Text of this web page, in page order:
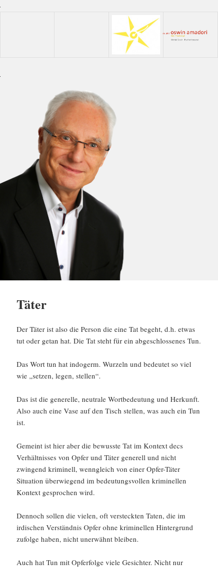
Täter
Der Täter ist also die Person die eine Tat begeht, d.h. etwas
tut oder getan hat. Die Tat steht für ein abgeschlossenes Tun.
Das Wort tun hat indogerm. Wurzeln und bedeutet so viel
wie „setzen, legen, stellen“.
Das ist die generelle, neutrale Wortbedeutung und Herkunft.
Also auch eine Vase auf den Tisch stellen, was auch ein Tun
ist.
Gemeint ist hier aber die bewusste Tat im Kontext decs
Verhältnisses von Opfer und Täter generell und nicht
zwingend kriminell, wenngleich von einer Opfer-Täter
Situation überwiegend im bedeutungsvollen kriminellen
Kontext gesprochen wird.
Dennoch sollen die vielen, oft versteckten Taten, die im
irdischen Verständnis Opfer ohne kriminellen Hintergrund
zufolge haben, nicht unerwähnt bleiben.
Auch hat Tun mit Opferfolge viele Gesichter. Nicht nur